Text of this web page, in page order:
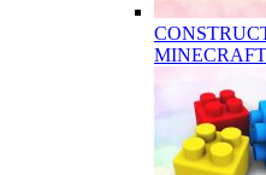
MINECRAFT